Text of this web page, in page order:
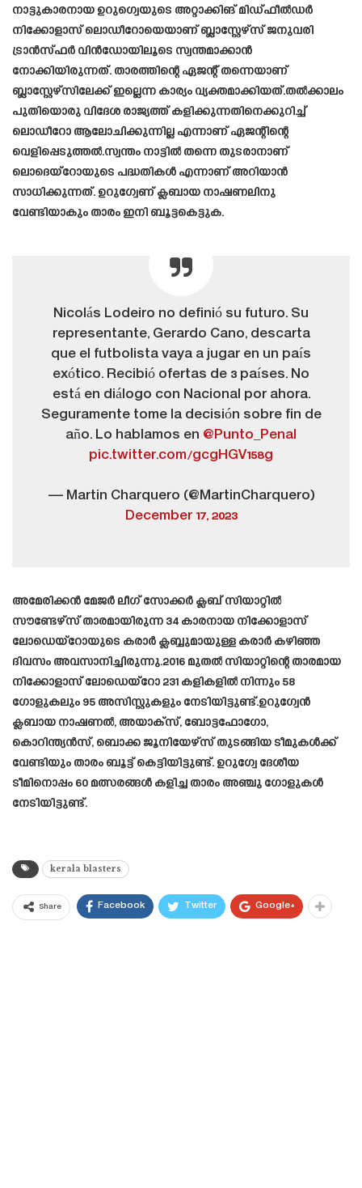
നാട്ടുകാരനായ ഉറുഗ്വെയുടെ അറ്റാക്കിങ് മിഡ്ഫീല്‍ഡര്‍
നിക്കോളാസ് ലൊഡീറോയെയാണ് ബ്ലാസ്റ്റേഴ്സ് ജനുവരി
ട്രാന്‍സ്ഫര്‍ വിന്‍ഡോയിലൂടെ സ്വന്തമാക്കാൻ
നോക്കിയിരുന്നത്. താരത്തിന്റെ ഏജന്റ് തന്നെയാണ്
ബ്ലാസ്റ്റേഴ്സിലേക്ക് ഇല്ലെന്ന കാര്യം വ്യക്തമാക്കിയത്.തൽക്കാലം
പുതിയൊരു വിദേശ രാജ്യത്ത് കളിക്കുന്നതിനെക്കുറിച്ച്
ലൊഡീറോ ആലോചിക്കുന്നില്ല എന്നാണ് ഏജന്റിന്റെ
വെളിപ്പെടുത്തൽ.സ്വന്തം നാട്ടിൽ തന്നെ തുടരാനാണ്
ലൊദെയ്റോയുടെ പദ്ധതികൾ എന്നാണ് അറിയാൻ
സാധിക്കുന്നത്. ഉറുഗ്വേണ് ക്ലബായ നാഷണലിനു
വേണ്ടിയാകും താരം ഇനി ബൂട്ടകെട്ടുക.
Nicolás Lodeiro no definió su futuro. Su
representante, Gerardo Cano, descarta
que el futbolista vaya a jugar en un país
exótico. Recibió ofertas de 3 países. No
está en diálogo con Nacional por ahora.
Seguramente tome la decisión sobre fin de
año. Lo hablamos en @Punto_Penal
pic.twitter.com/gcgHGV158g
— Martin Charquero (@MartinCharquero)
December 17, 2023
അമേരിക്കൻ മേജർ ലീഗ് സോക്കർ ക്ലബ് സിയാറ്റിൽ
സൗണ്ടേഴ്‌സ് താരമായിരുന്ന 34 കാരനായ നിക്കോളാസ്
ലോഡെയ്‌റോയുടെ കരാർ ക്ലബ്ബുമായുള്ള കരാർ കഴിഞ്ഞ
ദിവസം അവസാനിച്ചിരുന്നു.2016 മുതൽ സിയാറ്റിന്റെ താരമായ
നിക്കോളാസ് ലോഡെയ്‌റോ 231 കളികളിൽ നിന്നും 58
ഗോളുകലും 95 അസിസ്റ്റുകളും നേടിയിട്ടുണ്ട്.ഉറുഗ്വേൻ
ക്ലബായ നാഷണൽ, അയാക്‌സ്, ബോട്ടഫോഗോ,
കൊറിന്ത്യൻസ്, ബൊക്ക ജൂനിയേഴ്‌സ് തുടങ്ങിയ ടീമുകൾക്ക്
വേണ്ടിയും താരം ബൂട്ട് കെട്ടിയിട്ടുണ്ട്. ഉറുഗ്വേ ദേശീയ
ടീമിനൊപ്പം 60 മത്സരങ്ങൾ കളിച്ച താരം അഞ്ചു ഗോളുകൾ
നേടിയിട്ടുണ്ട്.
kerala blasters
Share Facebook Twitter Google+